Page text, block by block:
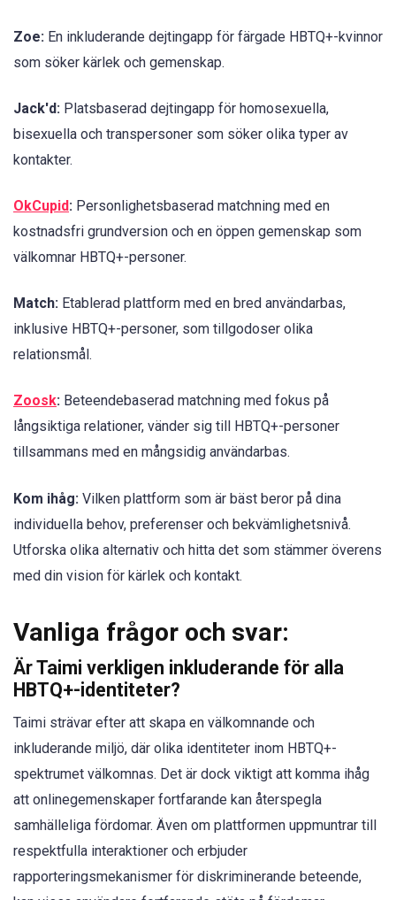
Zoe: En inkluderande dejtingapp för färgade HBTQ+-kvinnor
som söker kärlek och gemenskap.
Jack'd: Platsbaserad dejtingapp för homosexuella,
bisexuella och transpersoner som söker olika typer av
kontakter.
OkCupid: Personlighetsbaserad matchning med en
kostnadsfri grundversion och en öppen gemenskap som
välkomnar HBTQ+-personer.
Match: Etablerad plattform med en bred användarbas,
inklusive HBTQ+-personer, som tillgodoser olika
relationsmål.
Zoosk: Beteendebaserad matchning med fokus på
långsiktiga relationer, vänder sig till HBTQ+-personer
tillsammans med en mångsidig användarbas.
Kom ihåg: Vilken plattform som är bäst beror på dina
individuella behov, preferenser och bekvämlighetsnivå.
Utforska olika alternativ och hitta det som stämmer överens
med din vision för kärlek och kontakt.
Vanliga frågor och svar:
Är Taimi verkligen inkluderande för alla
HBTQ+-identiteter?
Taimi strävar efter att skapa en välkomnande och
inkluderande miljö, där olika identiteter inom HBTQ+-
spektrumet välkomnas. Det är dock viktigt att komma ihåg
att onlinegemenskaper fortfarande kan återspegla
samhälleliga fördomar. Även om plattformen uppmuntrar till
respektfulla interaktioner och erbjuder
rapporteringsmekanismer för diskriminerande beteende,